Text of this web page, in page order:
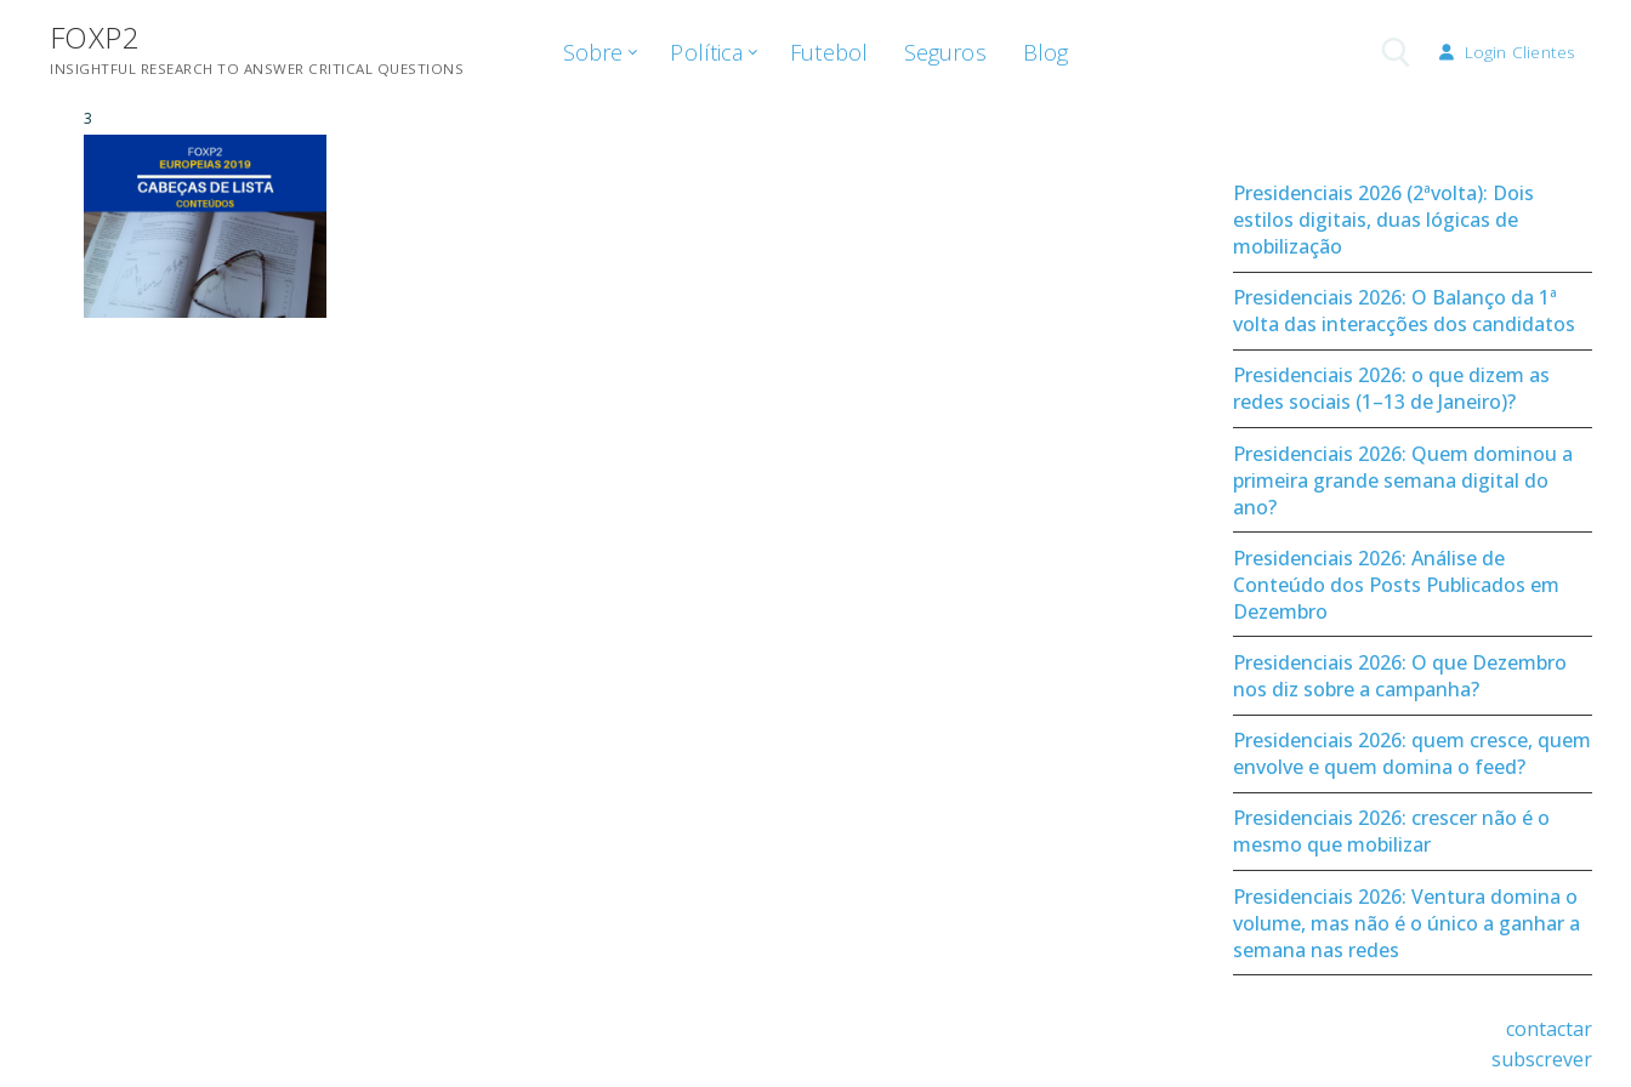
conteúdo
FOXP2
INSIGHTFUL RESEARCH TO ANSWER CRITICAL QUESTIONS
Sobre Política Futebol Seguros Blog Login Clientes
3
Presidenciais 2026 (2ªvolta): Dois
estilos digitais, duas lógicas de
mobilização
Presidenciais 2026: O Balanço da 1ª
volta das interacções dos candidatos
Presidenciais 2026: o que dizem as
redes sociais (1–13 de Janeiro)?
Presidenciais 2026: Quem dominou a
primeira grande semana digital do
ano?
Presidenciais 2026: Análise de
Conteúdo dos Posts Publicados em
Dezembro
Presidenciais 2026: O que Dezembro
nos diz sobre a campanha?
Presidenciais 2026: quem cresce, quem
envolve e quem domina o feed?
Presidenciais 2026: crescer não é o
mesmo que mobilizar
Presidenciais 2026: Ventura domina o
volume, mas não é o único a ganhar a
semana nas redes
contactar
subscrever